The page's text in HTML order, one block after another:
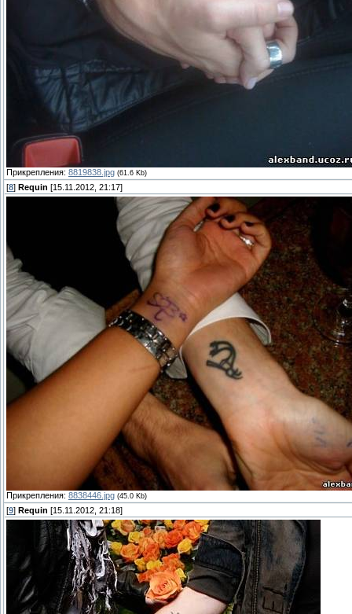
Прикрепления: 8819838.jpg (61.6 Kb)
[8] Requin [15.11.2012, 21:17]
Прикрепления: 8838446.jpg (45.0 Kb)
[9] Requin [15.11.2012, 21:18]